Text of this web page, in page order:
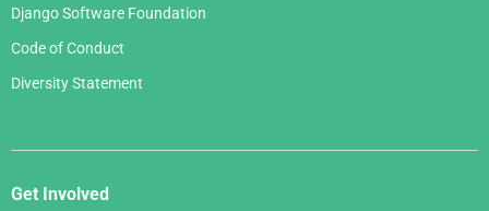
Django Software Foundation
Code of Conduct
Diversity Statement
Get Involved